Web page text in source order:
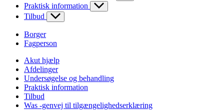
Praktisk information
Tilbud
Borger
Fagperson
Akut hjælp
Afdelinger
Undersøgelse og behandling
Praktisk information
Tilbud
Was -genvej til tilgængelighedserklæring